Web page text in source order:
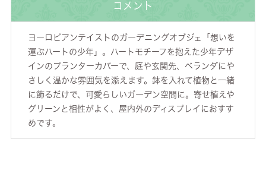
コメント
ヨーロピアンテイストのガーデニングオブジェ「想いを
運ぶハートの少年」。ハートモチーフを抱えた少年デザ
インのプランターカバーで、庭や玄関先、ベランダにや
さしく温かな雰囲気を添えます。鉢を入れて植物と一緒
に飾るだけで、可愛らしいガーデン空間に。寄せ植えや
グリーンと相性がよく、屋内外のディスプレイにおすす
めです。